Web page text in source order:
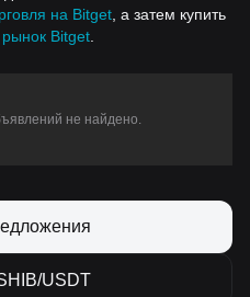
на Bitget , а затем купить
Bitget
не найдено.
USDT